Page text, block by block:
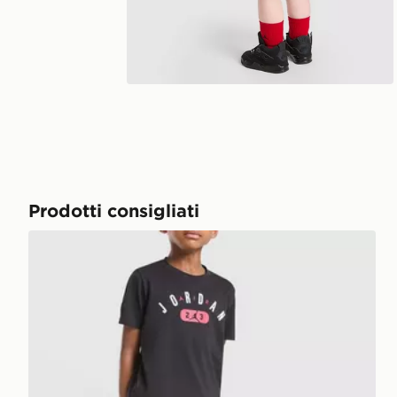
Prodotti consigliati
Jordan Completo Diamond Maglia/Pantaloncino